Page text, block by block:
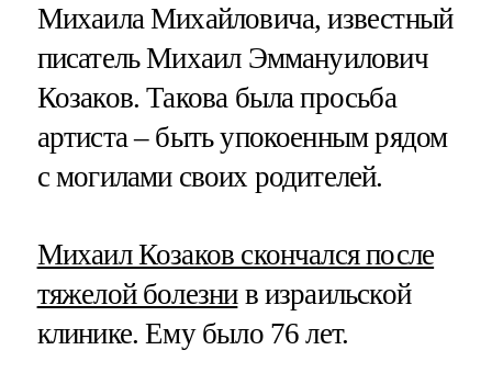
Михаила Михайловича, известный
писатель Михаил Эммануилович
Козаков. Такова была просьба
артиста – быть упокоенным рядом
с могилами своих родителей.
Михаил Козаков скончался после
тяжелой болезнив израильской
клинике. Ему было 76 лет.